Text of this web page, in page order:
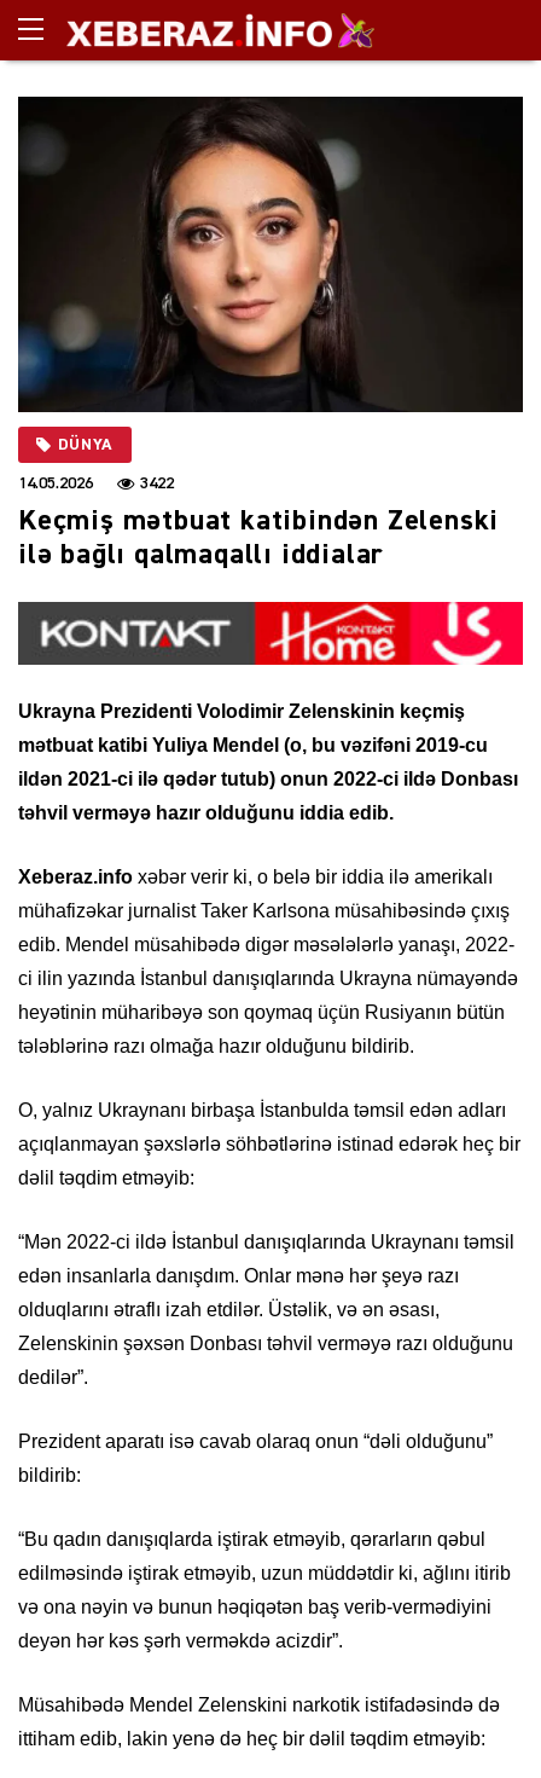
DÜNYA
14.05.2026 3422
Keçmiş mətbuat katibindən Zelenski
ilə bağlı qalmaqallı iddialar
Ukrayna Prezidenti Volodimir Zelenskinin keçmiş
mətbuat katibi Yuliya Mendel (o, bu vəzifəni 2019-cu
ildən 2021-ci ilə qədər tutub) onun 2022-ci ildə Donbası
təhvil verməyə hazır olduğunu iddia edib.
Xeberaz.info xəbər verir ki, o belə bir iddia ilə amerikalı
mühafizəkar jurnalist Taker Karlsona müsahibəsində çıxış
edib. Mendel müsahibədə digər məsələlərlə yanaşı, 2022-
ci ilin yazında İstanbul danışıqlarında Ukrayna nümayəndə
heyətinin müharibəyə son qoymaq üçün Rusiyanın bütün
tələblərinə razı olmağa hazır olduğunu bildirib.
O, yalnız Ukraynanı birbaşa İstanbulda təmsil edən adları
açıqlanmayan şəxslərlə söhbətlərinə istinad edərək heç bir
dəlil təqdim etməyib:
“Mən 2022-ci ildə İstanbul danışıqlarında Ukraynanı təmsil
edən insanlarla danışdım. Onlar mənə hər şeyə razı
olduqlarını ətraflı izah etdilər. Üstəlik, və ən əsası,
Zelenskinin şəxsən Donbası təhvil verməyə razı olduğunu
dedilər”.
Prezident aparatı isə cavab olaraq onun “dəli olduğunu”
bildirib:
“Bu qadın danışıqlarda iştirak etməyib, qərarların qəbul
edilməsində iştirak etməyib, uzun müddətdir ki, ağlını itirib
və ona nəyin və bunun həqiqətən baş verib-vermədiyini
deyən hər kəs şərh verməkdə acizdir”.
Müsahibədə Mendel Zelenskini narkotik istifadəsində də
ittiham edib, lakin yenə də heç bir dəlil təqdim etməyib: